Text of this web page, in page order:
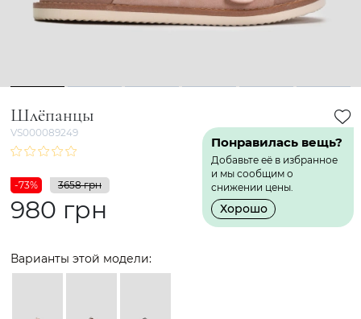
1 2 3 4 5 6
Шлёпанцы
VS000089249
Понравилась вещь?
Добавьте её в избранное
и мы сообщим о
снижении цены.
Хорошо
-73% 3658 грн
980 грн
Варианты этой модели: